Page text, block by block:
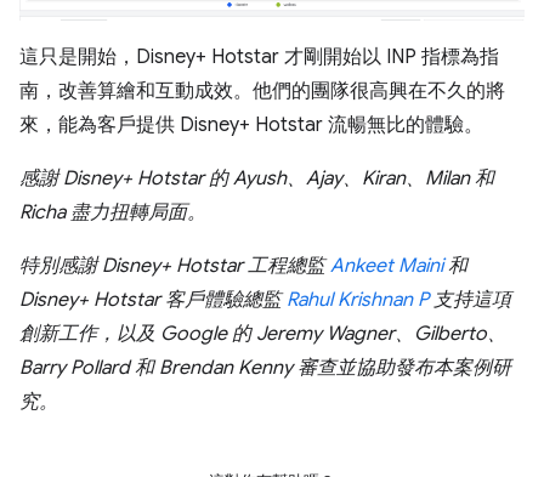
這只是開始，Disney+ Hotstar 才剛開始以 INP 指標為指
南，改善算繪和互動成效。他們的團隊很高興在不久的將
來，能為客戶提供 Disney+ Hotstar 流暢無比的體驗。
感謝 Disney+ Hotstar 的 Ayush、Ajay、Kiran、Milan 和
Richa 盡力扭轉局面。
特別感謝 Disney+ Hotstar 工程總監Ankeet Maini和
Disney+ Hotstar 客戶體驗總監Rahul Krishnan P支持這項
創新工作，以及 Google 的 Jeremy Wagner、Gilberto、
Barry Pollard 和 Brendan Kenny 審查並協助發布本案例研
究。